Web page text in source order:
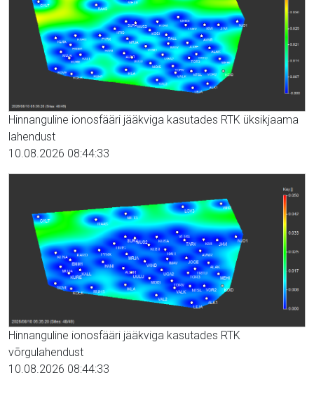
Hinnanguline ionosfääri jääkviga kasutades RTK üksikjaama
lahendust
10.08.2026 08:44:33
Hinnanguline ionosfääri jääkviga kasutades RTK
võrgulahendust
10.08.2026 08:44:33